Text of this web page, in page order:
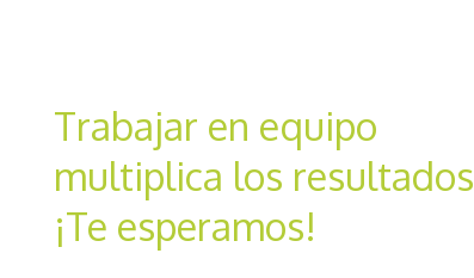
Trabajar en equipo
multiplica los resultados
¡Te esperamos!